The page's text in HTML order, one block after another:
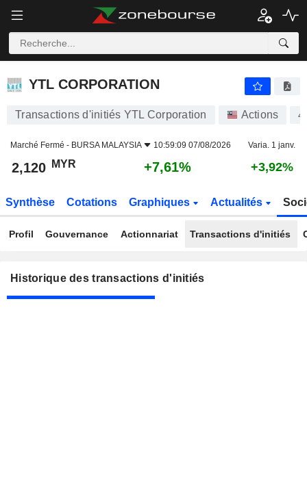
YTL CORPORATION
YTL CORPORATION
Transactions d'initiés YTL Corporation Actions
Marché Fermé - BURSA MALAYSIA 10:59:09 07/08/2026 Varia. 1 janv.
2,120 MYR +7,61% +3,92%
Synthèse Cotations Graphiques Actualités
Profil Gouvernance Actionnariat Transactions d'initiés
Historique des transactions d'initiés